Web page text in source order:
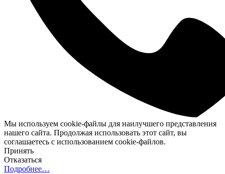
Мы используем cookie-файлы для наилучшего представления
нашего сайта. Продолжая использовать этот сайт, вы
соглашаетесь с использованием cookie-файлов.
Принять
Отказаться
Подробнее…